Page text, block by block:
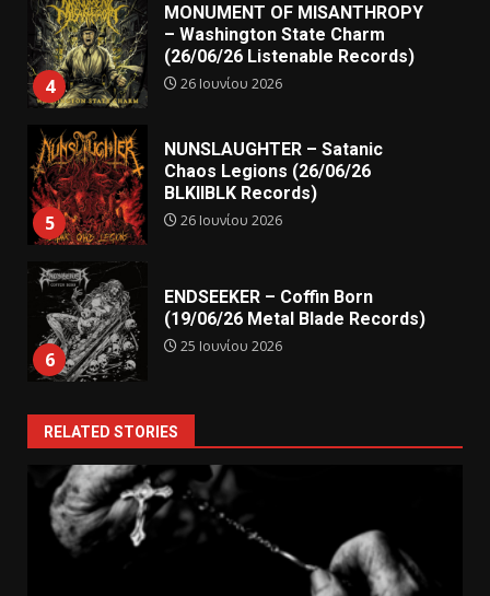
4
MONUMENT OF MISANTHROPY
– Washington State Charm
(26/06/26 Listenable Records)
26 Ιουνίου 2026
5
NUNSLAUGHTER – Satanic
Chaos Legions (26/06/26
BLKIIBLK Records)
26 Ιουνίου 2026
6
ENDSEEKER – Coffin Born
(19/06/26 Metal Blade Records)
25 Ιουνίου 2026
RELATED STORIES